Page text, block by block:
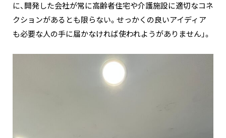
に、開発した会社が常に高齢者住宅や介護施設に適切なコネ
クションがあるとも限らない。せっかくの良いアイディア
も必要な人の手に届かなければ使われようがありません」。